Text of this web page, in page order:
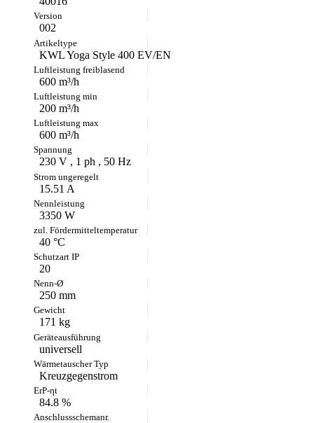
002
KWL Yoga Style 400 EV/EN
600 m³/h
200 m³/h
600 m³/h
230 V , 1 ph , 50 Hz
15.51 A
3350 W
40 °C
20
250 mm
171 kg
universell
Kreuzgegenstrom
84.8 %